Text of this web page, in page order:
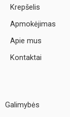
Krepšelis
Apmokėjimas
Apie mus
Kontaktai
Galimybės